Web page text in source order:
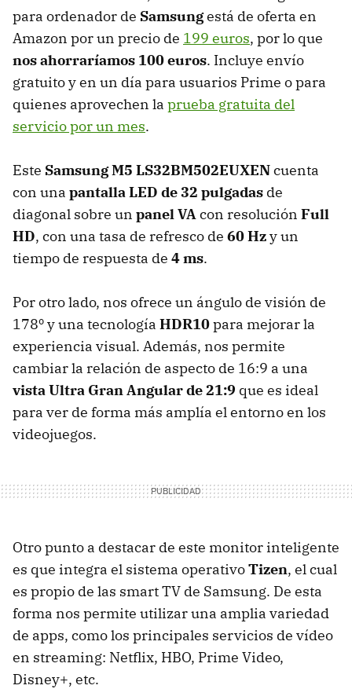
para ordenador de Samsungestá de oferta en
Amazon por un precio de 199 euros, por lo que
nos ahorraríamos 100 euros. Incluye envío
gratuito y en un día para usuarios Prime o para
quienes aprovechen la prueba gratuita del
servicio por un mes.
Este Samsung M5 LS32BM502EUXENcuenta
con una pantalla LED de 32 pulgadas de
diagonal sobre un panel VAcon resolución Full
HD, con una tasa de refresco de 60 Hzyun
tiempo de respuesta de 4 ms.
Por otro lado, nos ofrece un ángulo de visión de
178º y una tecnología HDR10para mejorar la
experiencia visual. Además, nos permite
cambiar la relación de aspecto de 16:9 a una
vista Ultra Gran Angular de 21:9 que es ideal
para ver de forma más amplía el entorno en los
videojuegos.
Otro punto a destacar de este monitor inteligente
es que integra el sistema operativoTizen, el cual
es propio de las smart TV de Samsung. De esta
forma nos permite utilizar una amplia variedad
de apps, como los principales servicios de vídeo
en streaming: Netflix, HBO, Prime Video,
Disney+, etc.